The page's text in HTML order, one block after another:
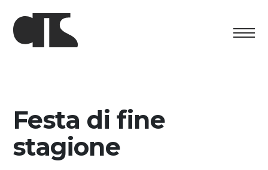
Programma culturale
Festa di fine
stagione